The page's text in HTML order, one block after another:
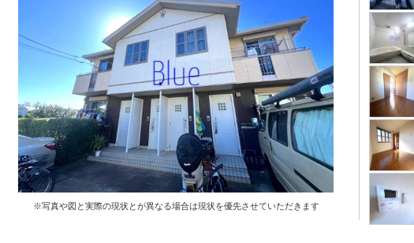
※写真や図と実際の現状とが異なる場合は現状を優先させていただきます